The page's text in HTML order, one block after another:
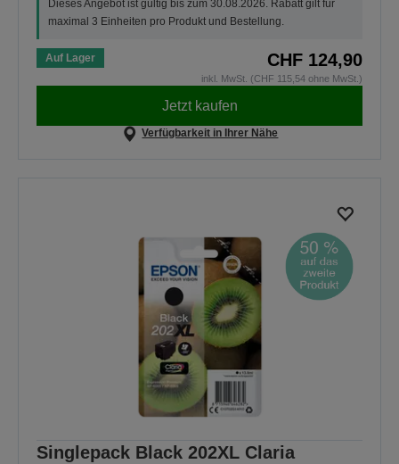
Dieses Angebot ist gültig bis zum 30.08.2026. Rabatt gilt für
maximal 3 Einheiten pro Produkt und Bestellung.
Auf Lager CHF 124,90
inkl. MwSt. (CHF 115,54 ohne MwSt.)
Jetzt kaufen
Verfügbarkeit in Ihrer Nähe
Singlepack Black 202XL Claria